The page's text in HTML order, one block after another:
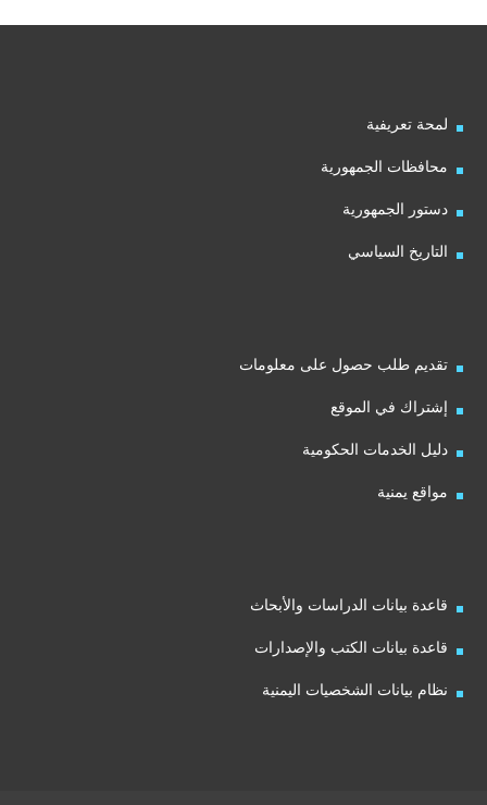
لمحة تعريفية
محافظات الجمهورية
دستور الجمهورية
التاريخ السياسي
تقديم طلب حصول على معلومات
إشتراك في الموقع
دليل الخدمات الحكومية
مواقع يمنية
قاعدة بيانات الدراسات والأبحاث
قاعدة بيانات الكتب والإصدارات
نظام بيانات الشخصيات اليمنية